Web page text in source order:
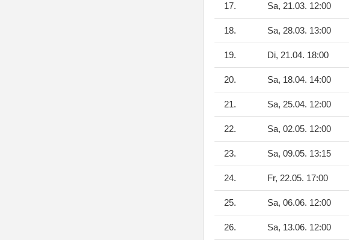
17. Sa, 21.03. 12:00
18. Sa, 28.03. 13:00
19. Di, 21.04. 18:00
20. Sa, 18.04. 14:00
21. Sa, 25.04. 12:00
22. Sa, 02.05. 12:00
23. Sa, 09.05. 13:15
24. Fr, 22.05. 17:00
25. Sa, 06.06. 12:00
26. Sa, 13.06. 12:00